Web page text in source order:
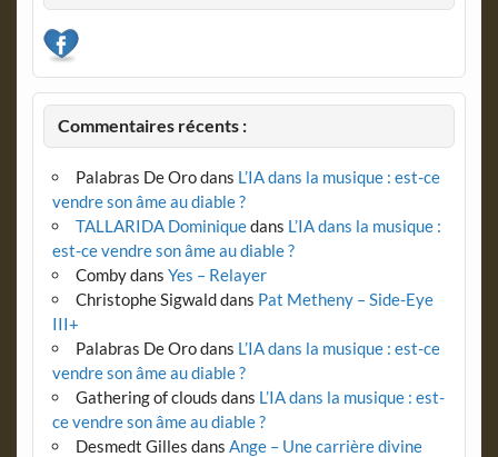
Commentaires récents :
Palabras De Orodans L’IA dans la musique : est-ce
vendre son âme au diable ?
TALLARIDA Dominiquedans L’IA dans la musique :
est-ce vendre son âme au diable ?
Combydans Yes – Relayer
Christophe Sigwalddans Pat Metheny – Side-Eye
III+
Palabras De Orodans L’IA dans la musique : est-ce
vendre son âme au diable ?
Gathering of clouds dans L’IA dans la musique : est-
ce vendre son âme au diable ?
Desmedt Gilles dans Ange – Une carrière divine